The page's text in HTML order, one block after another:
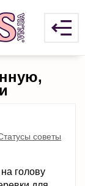
советы
голову